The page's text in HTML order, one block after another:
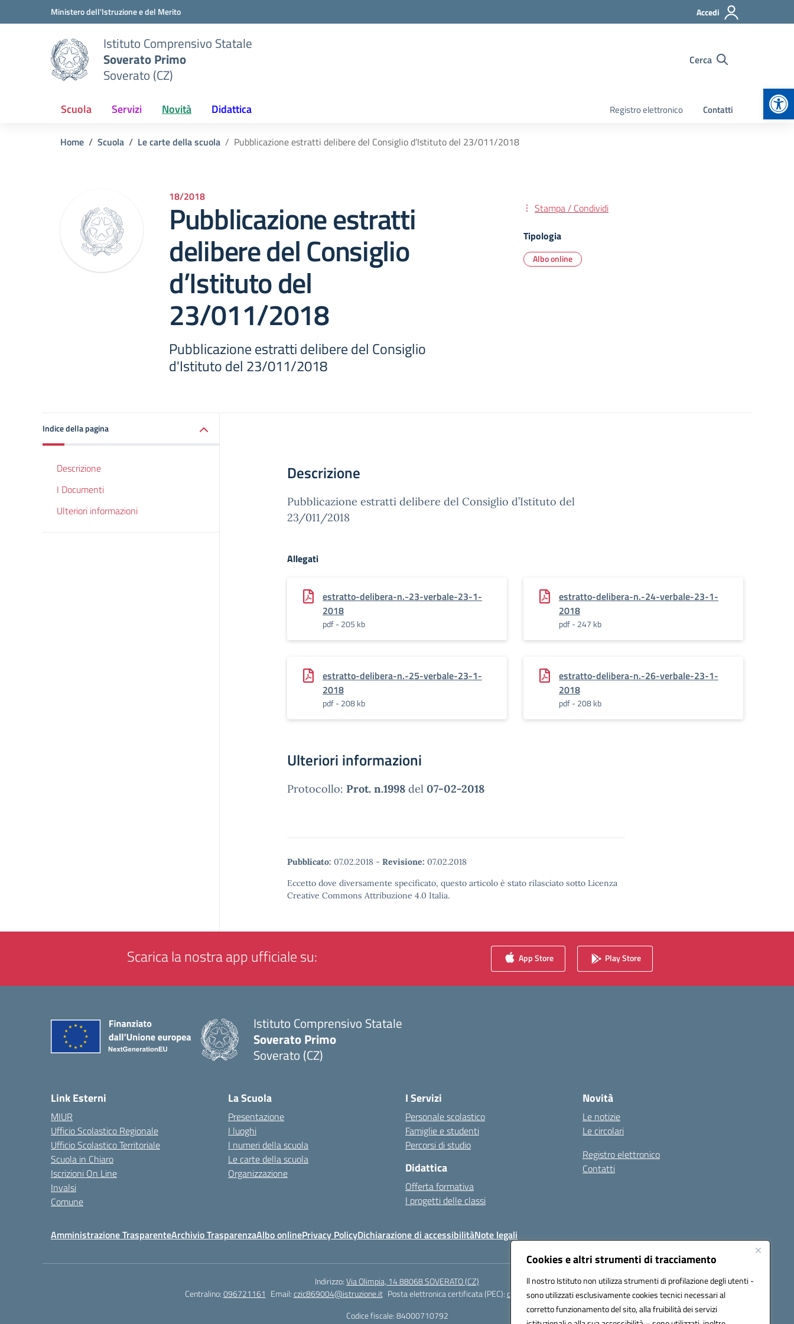
Cookies e altri strumenti di tracciamento
Il nostro Istituto non utilizza strumenti di profilazione degli utenti -
sono utilizzati esclusivamente cookies tecnici necessari al
corretto funzionamento del sito, alla fruibilità dei servizi
Vai ai contenuti
Vai al menu di navigazioneMinistero dell'Istruzione e del Merito Accedi
Istituto Comprensivo Statale
Soverato Primo
Soverato (CZ)
Cerca
Scuola Servizi Novità Didattica Registro elettronico Contatti
Home Scuola Le carte della scuola Pubblicazione estratti delibere del Consiglio d’Istituto del 23/011/2018
18/2018
Pubblicazione estratti
delibere del Consiglio
d’Istituto del
23/011/2018
Pubblicazione estratti delibere del Consiglio
d'Istituto del 23/011/2018
Stampa / Condividi
Tipologia
Albo online
Indice della pagina
Descrizione
I Documenti
Ulteriori informazioni
Descrizione
Pubblicazione estratti delibere del Consiglio d’Istituto del
23/011/2018
Allegati
estratto-delibera-n.-23-verbale-23-1-
2018
pdf - 205 kb
estratto-delibera-n.-24-verbale-23-1-
2018
pdf - 247 kb
estratto-delibera-n.-25-verbale-23-1-
2018
pdf - 208 kb
estratto-delibera-n.-26-verbale-23-1-
2018
pdf - 208 kb
Ulteriori informazioni
Protocollo: Prot. n.1998 del 07-02-2018
Pubblicato: 07.02.2018 - Revisione: 07.02.2018
Eccetto dove diversamente specificato, questo articolo è stato rilasciato sotto Licenza
Creative Commons Attribuzione 4.0 Italia.
Scarica la nostra app ufficiale su: App Store Play Store
Istituto Comprensivo Statale
Soverato Primo
Soverato (CZ)
Link Esterni
MIUR
Ufficio Scolastico Regionale
Ufficio Scolastico Territoriale
Scuola in Chiaro
Iscrizioni On Line
Invalsi
Comune
La Scuola
Presentazione
I luoghi
I numeri della scuola
Le carte della scuola
Organizzazione
I Servizi
Personale scolastico
Famiglie e studenti
Percorsi di studio
Didattica
Offerta formativa
I progetti delle classi
Novità
Le notizie
Le circolari
Registro elettronico
Contatti
Amministrazione TrasparenteArchivio TrasparenzaAlbo onlinePrivacy PolicyDichiarazione di accessibilitàNote legali
Indirizzo:Via Olimpia, 14 88068 SOVERATO (CZ)
Centralino:096721161 Email:czic869004@istruzione.it Posta elettronica certificata (PEC):czic869004@pec.istruzione.it
Codice fiscale: 84000710792